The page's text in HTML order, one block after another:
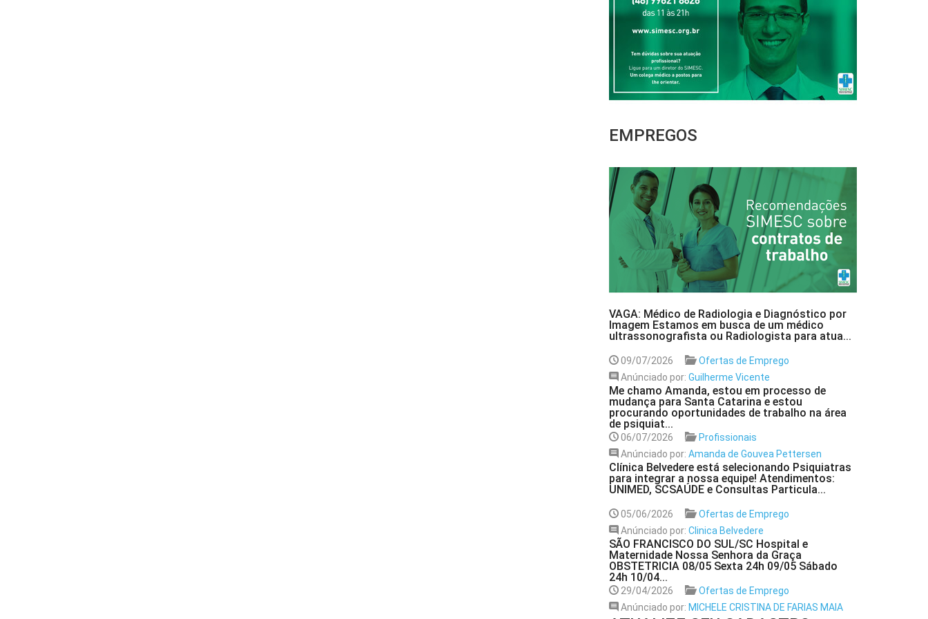
EMPREGOS
VAGA: Médico de Radiologia e Diagnóstico por
Imagem Estamos em busca de um médico
ultrassonografista ou Radiologista para atua...
09/07/2026
Ofertas de Emprego
Anúnciado por: Guilherme Vicente
Me chamo Amanda, estou em processo de
mudança para Santa Catarina e estou
procurando oportunidades de trabalho na área
de psiquiat...
06/07/2026
Profissionais
Anúnciado por: Amanda de Gouvea Pettersen
Clínica Belvedere está selecionando Psiquiatras
para integrar a nossa equipe! Atendimentos:
UNIMED, SCSAÚDE e Consultas Particula...
05/06/2026
Ofertas de Emprego
Anúnciado por: Clinica Belvedere
SÃO FRANCISCO DO SUL/SC Hospital e
Maternidade Nossa Senhora da Graça
OBSTETRICIA 08/05 Sexta 24h 09/05 Sábado
24h 10/04...
29/04/2026
Ofertas de Emprego
Anúnciado por: MICHELE CRISTINA DE FARIAS MAIA